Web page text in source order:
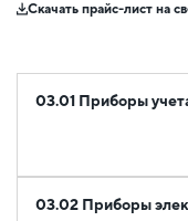
Скачать прайс-лист на
03.01 Приборы
03.02 Приборы